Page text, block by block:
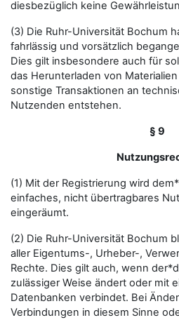
diesbezüglich keine
(3) Die Ruhr-Universität Bochum
fahrlässig und vorsätzlich
Dies gilt insbesondere auch für
das Herunterladen von
sonstige Transaktionen an
Nutzenden entstehen.
§ 9
(1) Mit der Registrierung wird
einfaches, nicht übertragbares
eingeräumt.
(2) Die Ruhr-Universität Bochum
aller Eigentums-, Urheber-,
Rechte. Dies gilt auch, wenn
zulässiger Weise ändert oder mit
Datenbanken verbindet. Bei
Verbindungen in diesem Sinne